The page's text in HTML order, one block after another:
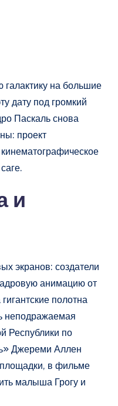
на большие
дату под громкий
Паскаль снова
проект
и
экранов: создатели
анимацию от
полотна
неподражаемая
Республики по
Джереми Аллен
в фильме
малыша Грогу и